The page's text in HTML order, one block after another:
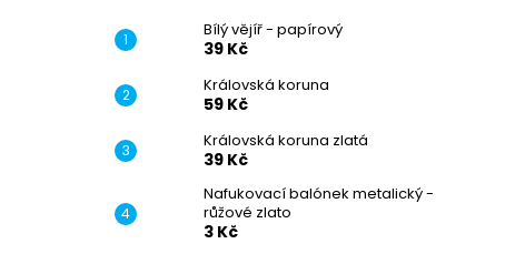
Bílý vějíř - papírový
39 Kč
Královská koruna
59 Kč
Královská koruna zlatá
39 Kč
Nafukovací balónek metalický -
růžové zlato
3 Kč